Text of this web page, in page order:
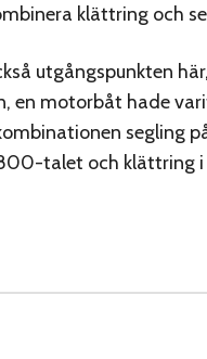
klättring och
utgångspunkten
en motorbåt hade
segling
talet och klättring i